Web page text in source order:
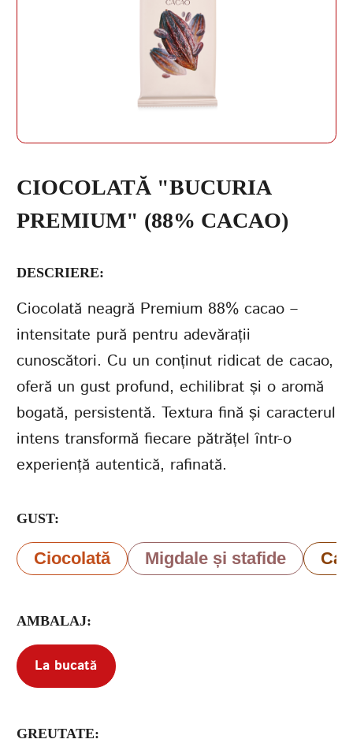
CIOCOLATĂ "BUCURIA
PREMIUM" (88% CACAO)
DESCRIERE:
Ciocolată neagră Premium 88% cacao –
intensitate pură pentru adevărații
cunoscători. Cu un conținut ridicat de cacao,
oferă un gust profund, echilibrat și o aromă
bogată, persistentă. Textura fină și caracterul
intens transformă fiecare pătrățel într-o
experiență autentică, rafinată.
GUST:
Ciocolată Migdale și stafide
AMBALAJ:
La bucată
GREUTATE:
Termenii de
furnizare a serviciilor
Politica de confidențialitate